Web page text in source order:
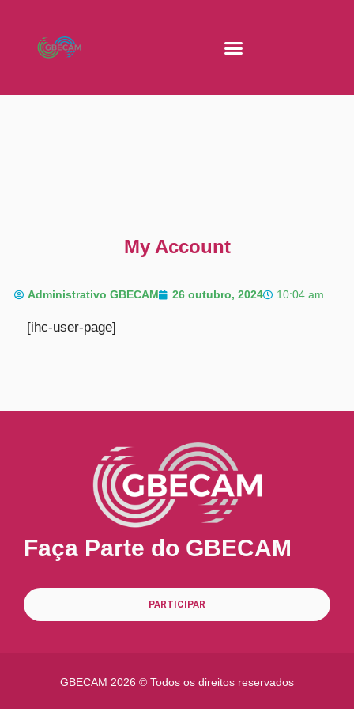
My Account
Administrativo GBECAM 26 outubro, 2024 10:04 am
[ihc-user-page]
Faça Parte do GBECAM
PARTICIPAR
GBECAM 2026 © Todos os direitos reservados